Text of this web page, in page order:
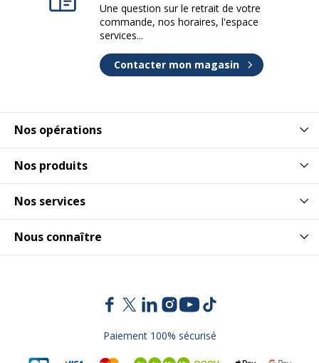
Nos opérations
Nos produits
Nos services
Nous connaître
Une question sur le retrait de votre
commande, nos horaires, l'espace
services...
Contacter mon magasin
Paiement 100% sécurisé